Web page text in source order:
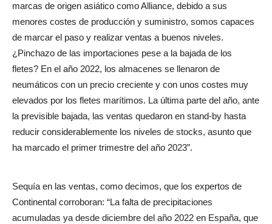
marcas de origen asiático como Alliance, debido a sus
menores costes de producción y suministro, somos capaces
de marcar el paso y realizar ventas a buenos niveles.
¿Pinchazo de las importaciones pese a la bajada de los
fletes? En el año 2022, los almacenes se llenaron de
neumáticos con un precio creciente y con unos costes muy
elevados por los fletes marítimos. La última parte del año, ante
la previsible bajada, las ventas quedaron en stand-by hasta
reducir considerablemente los niveles de stocks, asunto que
ha marcado el primer trimestre del año 2023”.
Sequía en las ventas, como decimos, que los expertos de
Continental corroboran: “La falta de precipitaciones
acumuladas ya desde diciembre del año 2022 en España, que